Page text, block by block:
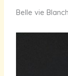
Belle vie